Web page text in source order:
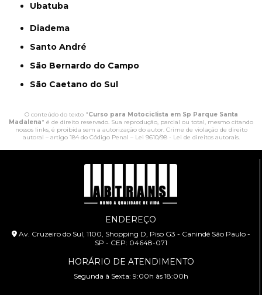
Ubatuba
Diadema
Santo André
São Bernardo do Campo
São Caetano do Sul
O conteúdo do texto "Curso para Motociclista em Sp Parque Santa
Madalena" é de direito reservado. Sua reprodução, parcial ou total, mesmo citando
nossos links, é proibida sem a autorização do autor. Crime de violação de direito
autoral – artigo 184 do Código Penal – Lei 9610/98 - Lei de direitos autorais.
ENDEREÇO
Av. Cruzeiro do Sul, 1100, Shopping D, Piso G3 - Canindé São Paulo -
SP - CEP: 04648-071
HORÁRIO DE ATENDIMENTO
Segunda à Sexta: 9:00h às 18:00h